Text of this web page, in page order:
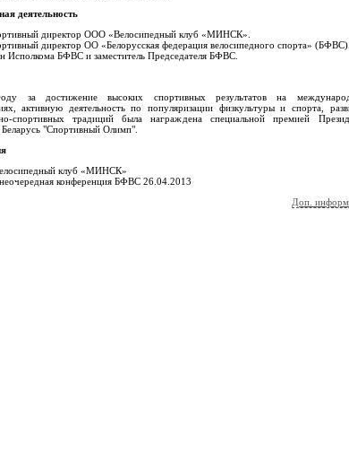
деятельность
директор ООО «Велосипедный клуб «МИНСК».
директор ОО «Белорусская федерация велосипедного спорта» (БФВС).
Исполкома БФВС и заместитель Председателя БФВС.
за достижение высоких спортивных результатов на
активную деятельность по популяризации физкультуры и спорта,
спортивных традиций была награждена специальной премией
Беларусь "Спортивный Олимп".
клуб «МИНСК»
конференция БФВС 26.04.2013
Доп.